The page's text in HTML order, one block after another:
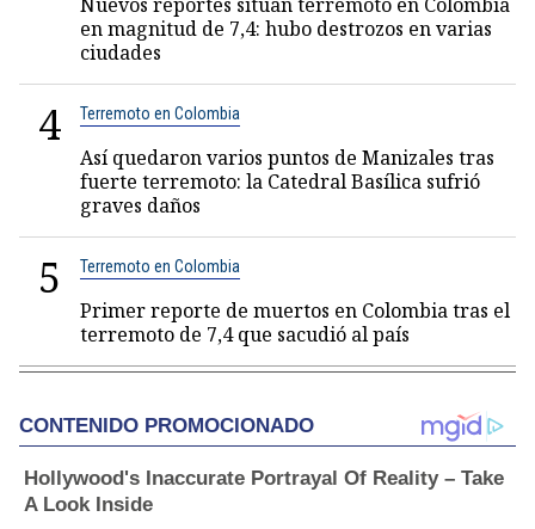
en magnitud de 7,4: hubo destrozos en varias
ciudades
4 Terremoto en Colombia
Así quedaron varios puntos de Manizales tras
fuerte terremoto: la Catedral Basílica sufrió
graves daños
5 Terremoto en Colombia
Primer reporte de muertos en Colombia tras el
terremoto de 7,4 que sacudió al país